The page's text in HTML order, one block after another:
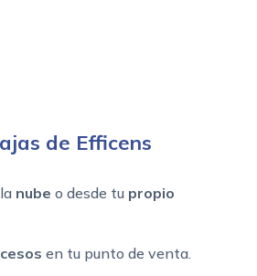
de Efficens
nube o desde tu propio
en tu punto de venta.